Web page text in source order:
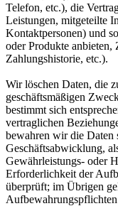
Telefon, etc.), die
Leistungen, mitgeteilte
Kontaktpersonen) und
oder Produkte
Zahlungshistorie, etc.).
Wir löschen Daten, die
geschäftsmäßigen
bestimmt sich
vertraglichen
bewahren wir die Daten
Geschäftsabwicklung,
Gewährleistungs- oder
Erforderlichkeit der
überprüft; im Übrigen